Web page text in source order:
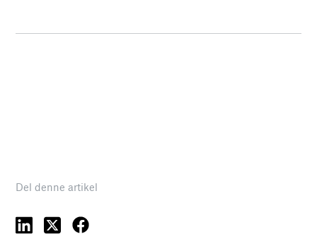
Del denne artikel